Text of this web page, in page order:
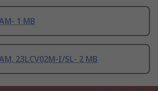
1 MB
23LCV02M-I/SL- 2 MB